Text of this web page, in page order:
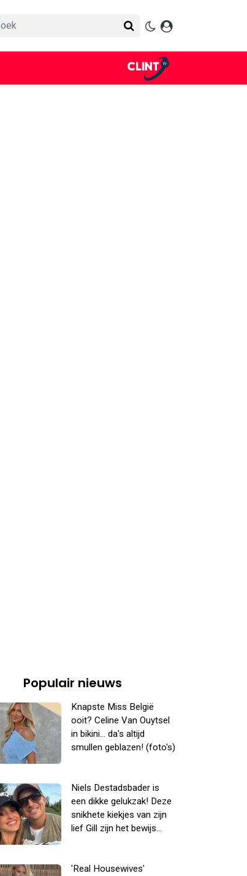
Populair nieuws
Knapste Miss België
ooit? Celine Van Ouytsel
in bikini... da's altijd
smullen geblazen! (foto's)
Niels Destadsbader is
een dikke gelukzak! Deze
snikhete kiekjes van zijn
lief Gill zijn het bewijs...
'Real Housewives'